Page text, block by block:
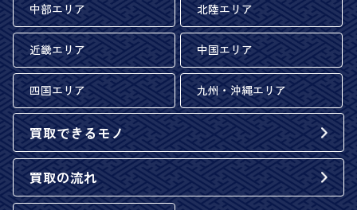
中部エリア 北陸エリア
近畿エリア 中国エリア
四国エリア 九州・沖縄エリア
買取できるモノ
買取の流れ